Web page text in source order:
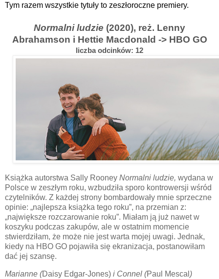
Tym razem wszystkie tytuły to zeszłoroczne premiery.
Normalni ludzie (2020), reż. Lenny
Abrahamson i Hettie Macdonald -> HBO GO
liczba odcinków: 12
Książka autorstwa Sally Rooney Normalni ludzie, wydana w
Polsce w zeszłym roku, wzbudziła sporo kontrowersji wśród
czytelników. Z każdej strony bombardowały mnie sprzeczne
opinie: „najlepsza książka tego roku”, na przemian z:
„największe rozczarowanie roku”. Miałam ją już nawet w
koszyku podczas zakupów, ale w ostatnim momencie
stwierdziłam, że może nie jest warta mojej uwagi. Jednak,
kiedy na HBO GO pojawiła się ekranizacja, postanowiłam
dać jej szansę.
Marianne (Daisy Edgar-Jones) i Connel (Paul Mescal )